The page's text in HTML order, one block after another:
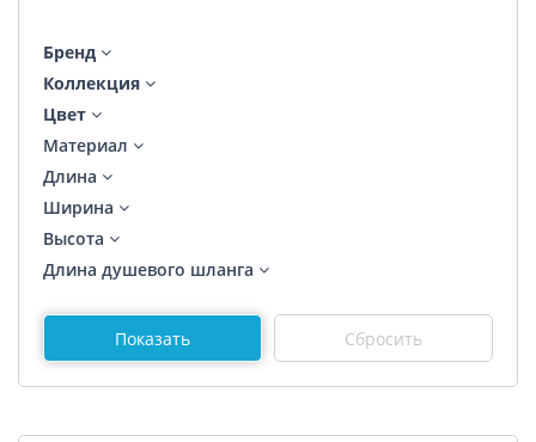
Бренд
Коллекция
Цвет
Материал
Длина
Ширина
Высота
Длина душевого шланга